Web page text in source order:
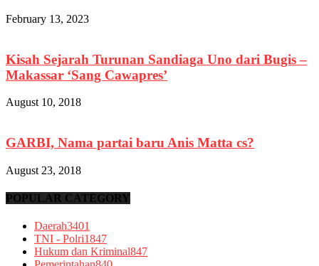
February 13, 2023
Kisah Sejarah Turunan Sandiaga Uno dari Bugis –
Makassar ‘Sang Cawapres’
August 10, 2018
GARBI, Nama partai baru Anis Matta cs?
August 23, 2018
POPULAR CATEGORY
Daerah3401
TNI - Polri1847
Hukum dan Kriminal847